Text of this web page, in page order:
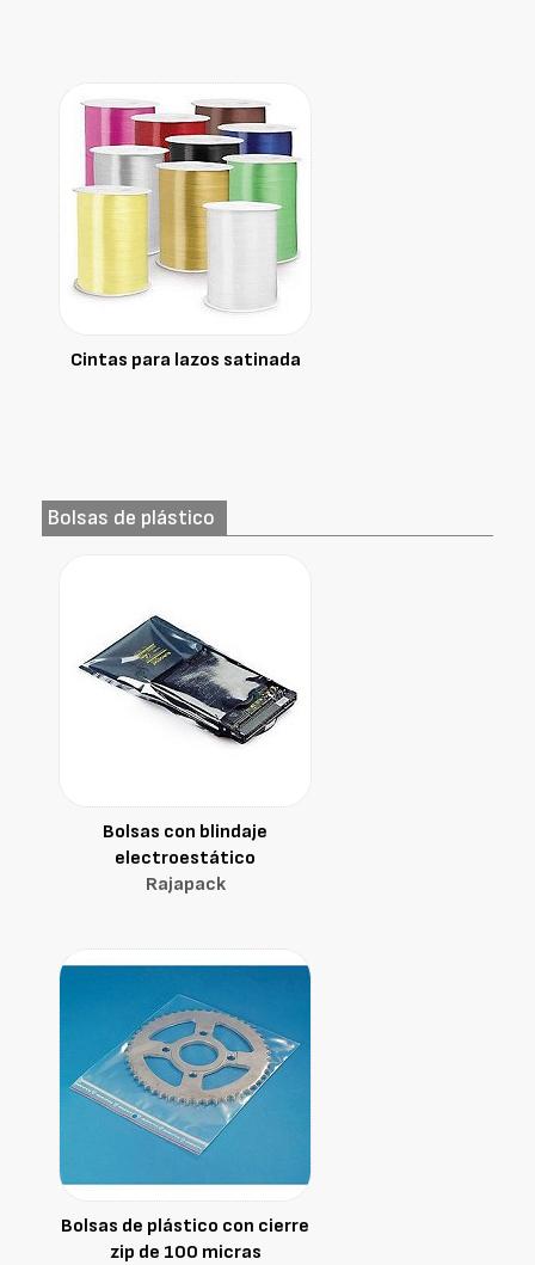
Cintas para lazos satinada
Bolsas de plástico
Bolsas con blindaje
electroestático
Rajapack
Bolsas de plástico con cierre
zip de 100 micras